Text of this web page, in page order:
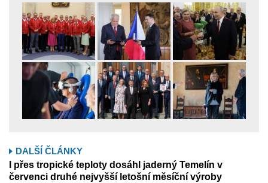
DALŠÍ ČLÁNKY
I přes tropické teploty dosáhl jaderný Temelín v
červenci druhé nejvyšší letošní měsíční výroby